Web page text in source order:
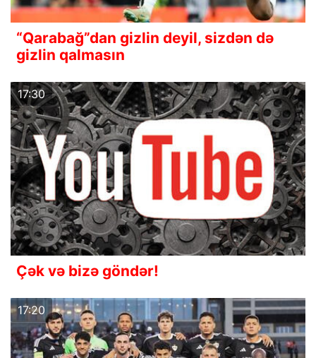
“Qarabağ”dan gizlin deyil, sizdən də
gizlin qalmasın
17:30
Çək və bizə göndər!
17:20